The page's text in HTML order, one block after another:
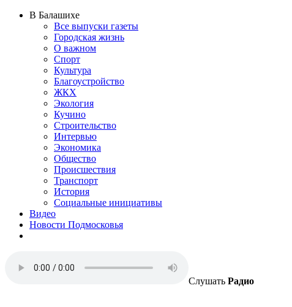
В Балашихе
Все выпуски газеты
Городская жизнь
О важном
Спорт
Культура
Благоустройство
ЖКХ
Экология
Кучино
Строительство
Интервью
Экономика
Общество
Происшествия
Транспорт
История
Социальные инициативы
Видео
Новости Подмосковья
Слушать Радио